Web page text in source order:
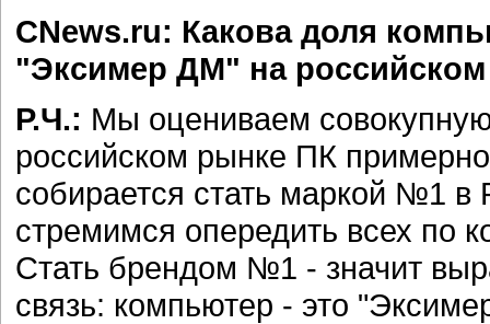
CNews.ru: Какова доля
"Эксимер ДМ" на
Р.Ч.: Мы оцениваем
российском рынке ПК
собирается стать маркой №1 в
стремимся опередить всех по
Стать брендом №1 - значит
связь: компьютер - это